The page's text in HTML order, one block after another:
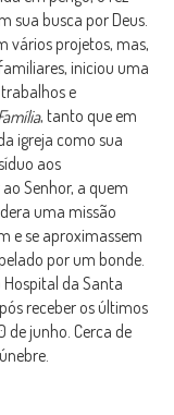
sua busca por Deus.
vários projetos, mas,
iniciou uma
e
, tanto que em
igreja como sua
aos
Senhor, a quem
uma missão
e se aproximassem
por um bonde.
da Santa
receber os últimos
de junho. Cerca de